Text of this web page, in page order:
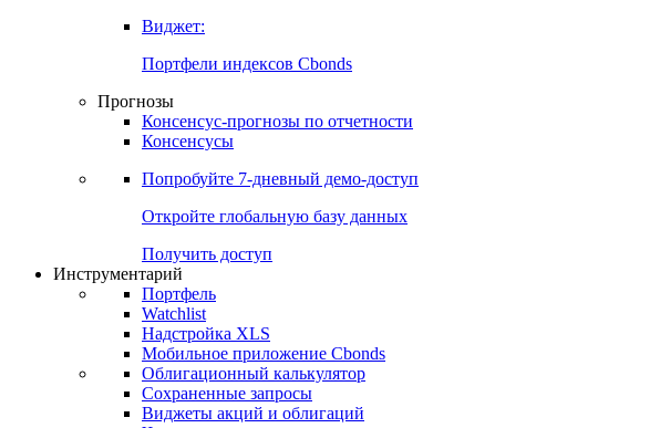
Виджет:
Портфели индексов Cbonds
Прогнозы
Консенсус-прогнозы по отчетности
Консенсусы
Попробуйте 7-дневный демо-доступ
Откройте глобальную базу данных
Получить доступ
Инструментарий
Портфель
Watchlist
Надстройка XLS
Мобильное приложение Cbonds
Облигационный калькулятор
Сохраненные запросы
Виджеты акций и облигаций